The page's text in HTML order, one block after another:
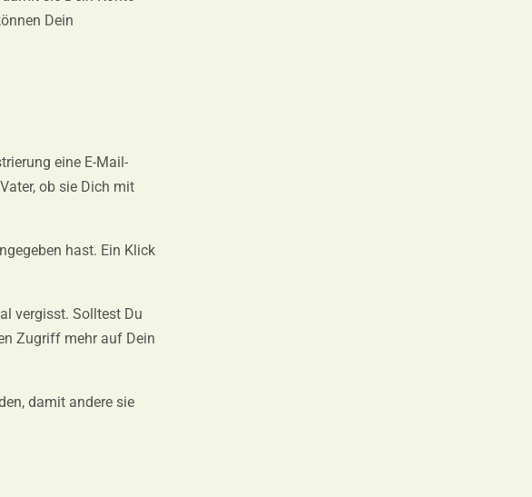
Dein
eine E-Mail-
ob sie Dich mit
hast. Ein Klick
vergisst. Solltest Du
Zugriff mehr auf Dein
damit andere sie